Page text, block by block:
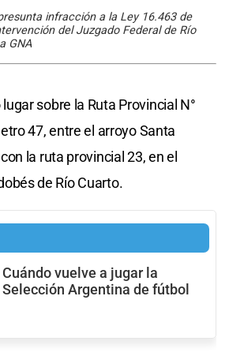
infracción a la Ley 16.463 de
del Juzgado Federal de Río
GNA
sobre la Ruta Provincial N°
47, entre el arroyo Santa
la ruta provincial 23, en el
de Río Cuarto.
Cuándo vuelve a jugar la
Selección Argentina de fútbol